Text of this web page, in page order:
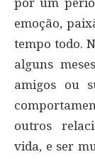
por um
emoção,
tempo todo.
alguns
amigos ou
outros
vida, e ser